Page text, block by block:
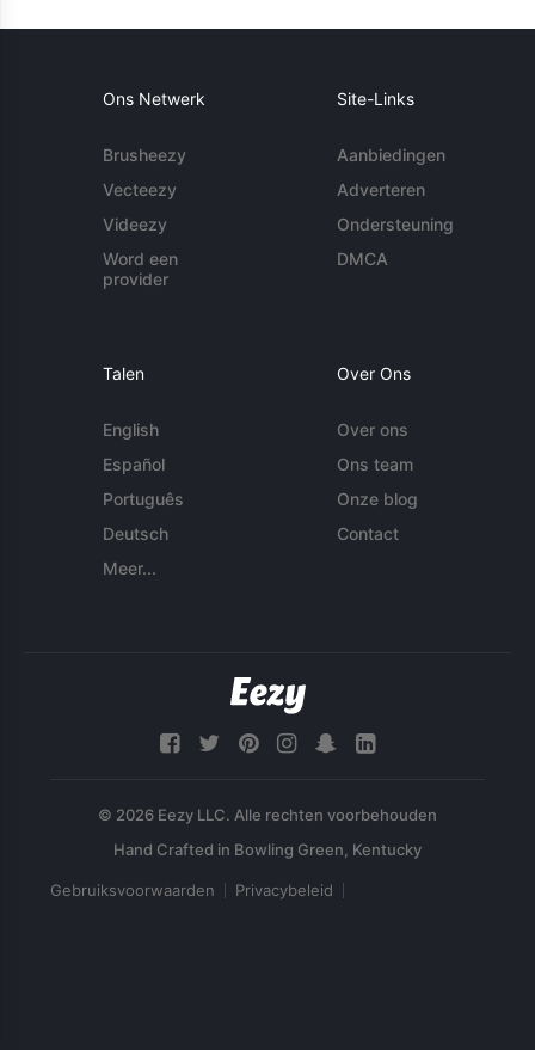
Ons Netwerk
Brusheezy
Vecteezy
Videezy
Word een
provider
Site-Links
Aanbiedingen
Adverteren
Ondersteuning
DMCA
Talen
English
Español
Português
Deutsch
Meer...
Over Ons
Over ons
Ons team
Onze blog
Contact
© 2026 Eezy LLC. Alle rechten voorbehouden
Gebruiksvoorwaarden Privacybeleid